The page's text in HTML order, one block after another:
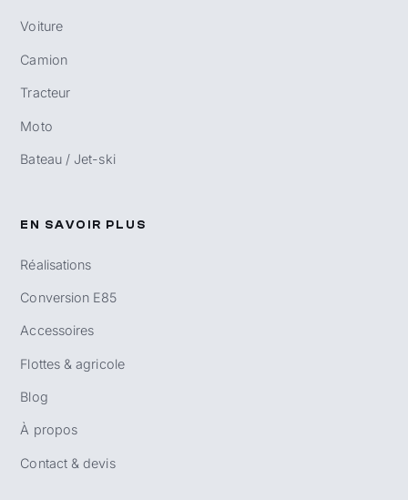
Voiture
Camion
Tracteur
Moto
Bateau / Jet-ski
EN SAVOIR PLUS
Réalisations
Conversion E85
Accessoires
Flottes & agricole
Blog
À propos
Contact & devis